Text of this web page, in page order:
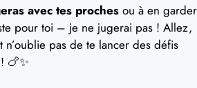
avec tes proches ou à en garder
pour toi – je ne jugerai pas ! Allez,
n’oublie pas de te lancer des défis
🍗✨